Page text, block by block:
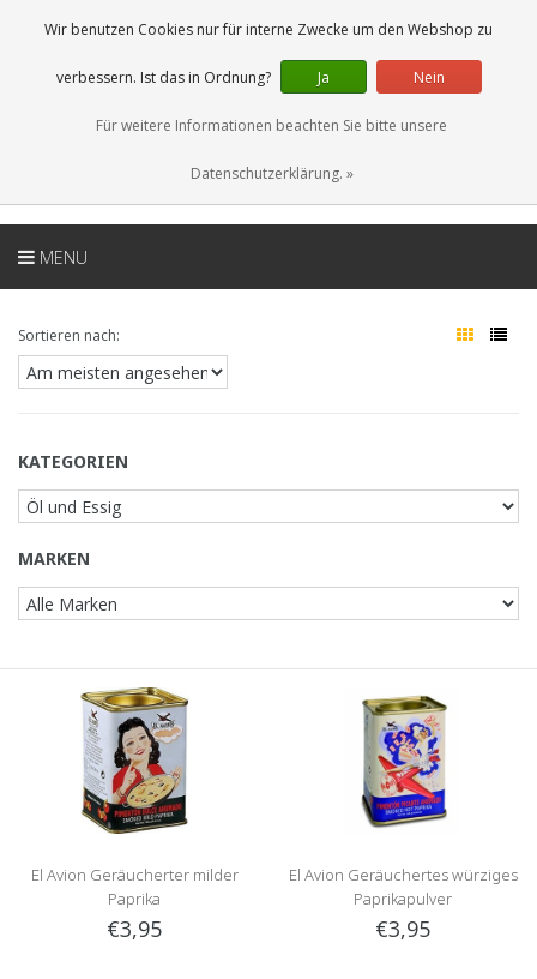
0 Artikel
DE
MENU
Sortieren nach:
KATEGORIEN
MARKEN
El Avion Geräucherter milder
Paprika
€3,95
El Avion Geräuchertes würziges
Paprikapulver
€3,95
Wir benutzen Cookies nur für interne Zwecke um den Webshop zu
verbessern. Ist das in Ordnung? Ja Nein
Für weitere Informationen beachten Sie bitte unsere
Datenschutzerklärung. »